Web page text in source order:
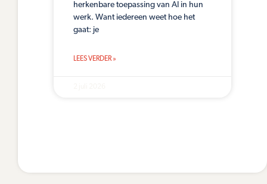
herkenbare toepassing van AI in hun
werk. Want iedereen weet hoe het
gaat: je
LEES VERDER »